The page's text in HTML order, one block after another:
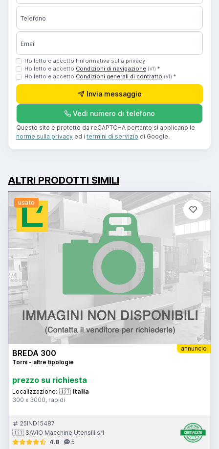
Telefono
Email
Ho letto e accetto l’informativa sulla privacy
Ho letto e accetto Condizioni di navigazione (v1) *
Ho letto e accetto Condizioni generali di contratto (v1) *
Invia messaggio
Vedi numero di telefono
Questo sito è protetto da reCAPTCHA pertanto si applicano le
norme sulla privacy ed i termini di servizio di Google.
ALTRI PRODOTTI SIMILI
usato
annuncio
BREDA 300
Torni - altre tipologie
prezzo su richiesta
Localizzazione: 🇮🇹 Italia
300 x 3000, rapidi
25IND15487
🇮🇹 SAVIO Macchine Utensili srl
4.8
5